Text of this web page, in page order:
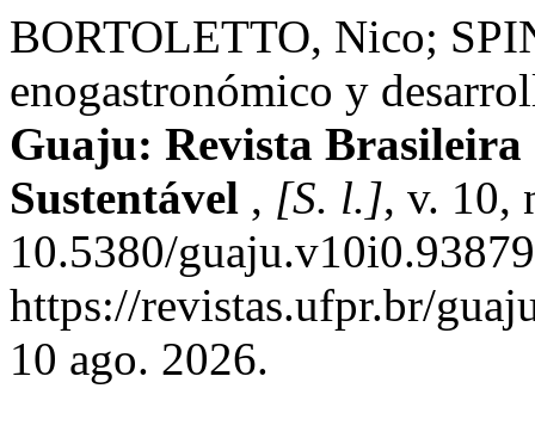
BORTOLETTO, Nico;
enogastronómico y
Guaju: Revista
Sustentável , [S. l.], v. 10,
10.5380/
https://revistas.ufpr.br/
10 ago. 2026.